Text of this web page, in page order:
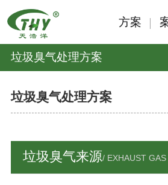
方案
垃圾臭气处理方案
垃圾臭气处理方案
垃圾臭气来源/ EXHAUST